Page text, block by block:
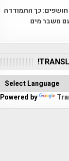
חושפים: כך התמודדה
משבר מים
Powered by